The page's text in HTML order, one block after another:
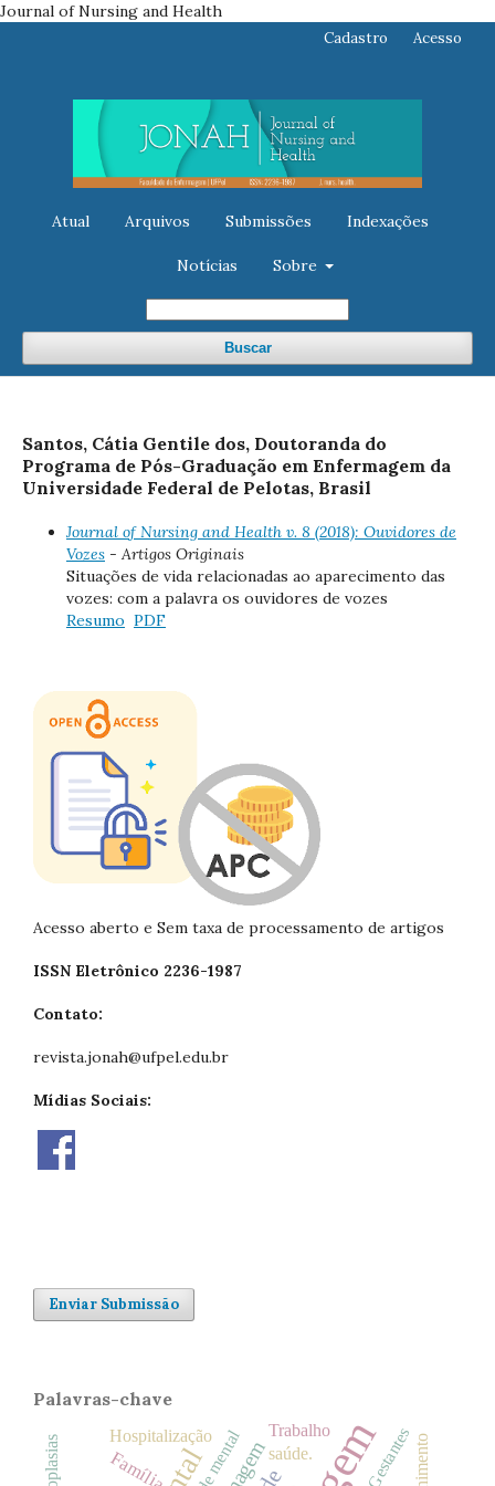
Journal of Nursing and Health
Atual Arquivos Submissões Indexações
Notícias Sobre
Buscar
Cadastro Acesso
Santos, Cátia Gentile dos, Doutoranda do
Programa de Pós-Graduação em Enfermagem da
Universidade Federal de Pelotas, Brasil
Journal of Nursing and Health v. 8 (2018): Ouvidores de
Vozes - Artigos Originais
Situações de vida relacionadas ao aparecimento das
vozes: com a palavra os ouvidores de vozes
Resumo PDF
Acesso aberto e Sem taxa de processamento de artigos
ISSN Eletrônico 2236-1987
Contato:
revista.jonah@ufpel.edu.br
Mídias Sociais:
Enviar Submissão
Palavras-chave
Família
Trabalho
Hospitalização Gestantes
saúde.